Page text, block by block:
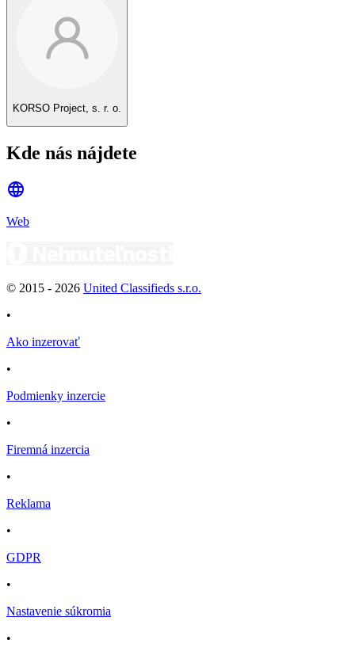
KORSO Project, s. r. o.
Kde nás nájdete
Web
© 2015 - 2026 United Classifieds s.r.o.
•
Ako inzerovať
•
Podmienky inzercie
•
Firemná inzercia
•
Reklama
•
GDPR
•
Nastavenie súkromia
•